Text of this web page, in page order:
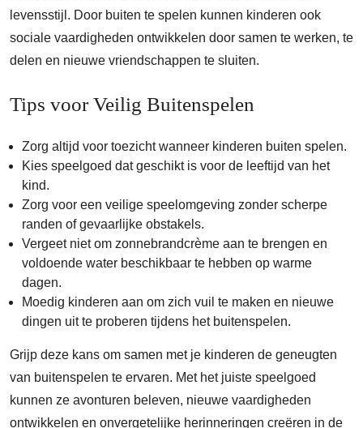
levensstijl. Door buiten te spelen kunnen kinderen ook
sociale vaardigheden ontwikkelen door samen te werken, te
delen en nieuwe vriendschappen te sluiten.
Tips voor Veilig Buitenspelen
Zorg altijd voor toezicht wanneer kinderen buiten spelen.
Kies speelgoed dat geschikt is voor de leeftijd van het
kind.
Zorg voor een veilige speelomgeving zonder scherpe
randen of gevaarlijke obstakels.
Vergeet niet om zonnebrandcrème aan te brengen en
voldoende water beschikbaar te hebben op warme
dagen.
Moedig kinderen aan om zich vuil te maken en nieuwe
dingen uit te proberen tijdens het buitenspelen.
Grijp deze kans om samen met je kinderen de geneugten
van buitenspelen te ervaren. Met het juiste speelgoed
kunnen ze avonturen beleven, nieuwe vaardigheden
ontwikkelen en onvergetelijke herinneringen creëren in de